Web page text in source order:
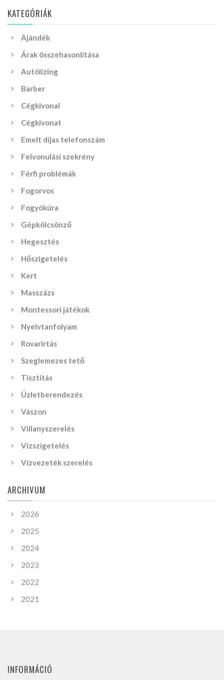
KATEGÓRIÁK
Ajándék
Árak összehasonlítása
Autólízing
Barber
Cégkivonal
Cégkivonat
Emelt díjas telefonszám
Felvonulási szekrény
Férfi problémák
Fogorvos
Fogyókúra
Gépkölcsönző
Hegesztés
Hőszigetelés
Kert
Masszázs
Montessori játékok
Nyelvtanfolyam
Rovarirtás
Szeglemezes tető
Tisztítás
Üzletberendezés
Vászon
Villanyszerelés
Vízszigetelés
Vízvezeték szerelés
ARCHIVUM
2026
2025
2024
2023
2022
2021
INFORMÁCIÓ